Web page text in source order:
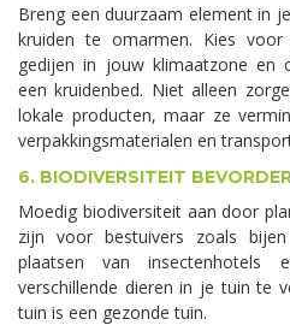
Breng een duurzaam element in
kruiden te omarmen. Kies
gedijen in jouw klimaatzone en
een kruidenbed. Niet alleen
lokale producten, maar ze
verpakkingsmaterialen en
6. BIODIVERSITEIT
Moedig biodiversiteit aan door
zijn voor bestuivers zoals
plaatsen van insectenhotels
verschillende dieren in je tuin te
tuin is een gezonde tuin.